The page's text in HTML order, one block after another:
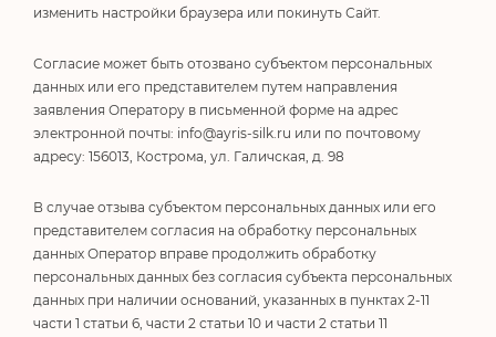
изменить настройки браузера или покинуть Сайт.
Согласие может быть отозвано субъектом персональных
данных или его представителем путем направления
заявления Оператору в письменной форме на адрес
электронной почты: info@ayris-silk.ru или по почтовому
адресу: 156013, Кострома, ул. Галичская, д. 98
В случае отзыва субъектом персональных данных или его
представителем согласия на обработку персональных
данных Оператор вправе продолжить обработку
персональных данных без согласия субъекта персональных
данных при наличии оснований, указанных в пунктах 2-11
части 1 статьи 6, части 2 статьи 10 и части 2 статьи 11